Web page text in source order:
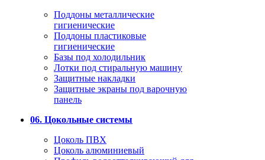
Поддоны металлические
гигиенические
Поддоны пластиковые
гигиенические
Базы под холодильник
Лотки под стиральную машину
Защитные накладки
Защитные экраны под варочную
панель
06. Цокольные системы
Цоколь ПВХ
Цоколь алюминиевый